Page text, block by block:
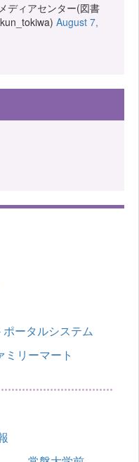
ディアセンター(図書
August 7,
ータルシステム
リーマート